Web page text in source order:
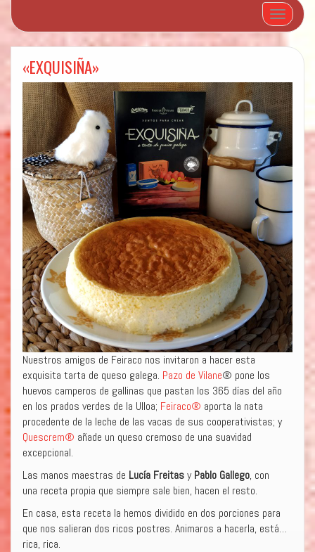
Cambiar
«EXQUISIÑA»
Nuestros amigos de Feiraco nos invitaron a hacer esta
exquisita tarta de queso galega. Pazo de Vilane® pone los
huevos camperos de gallinas que pastan los 365 días del año
en los prados verdes de la Ulloa; Feiraco® aporta la nata
procedente de la leche de las vacas de sus cooperativistas; y
Quescrem® añade un queso cremoso de una suavidad
excepcional.
Las manos maestras de Lucía FreitasyPablo Gallego, con
una receta propia que siempre sale bien, hacen el resto.
En casa, esta receta la hemos dividido en dos porciones para
que nos salieran dos ricos postres. Animaros a hacerla, está…
rica, rica.